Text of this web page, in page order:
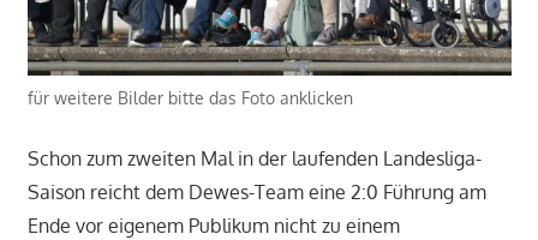
für weitere Bilder bitte das Foto anklicken
Schon zum zweiten Mal in der laufenden Landesliga-
Saison reicht dem Dewes-Team eine 2:0 Führung am
Ende vor eigenem Publikum nicht zu einem